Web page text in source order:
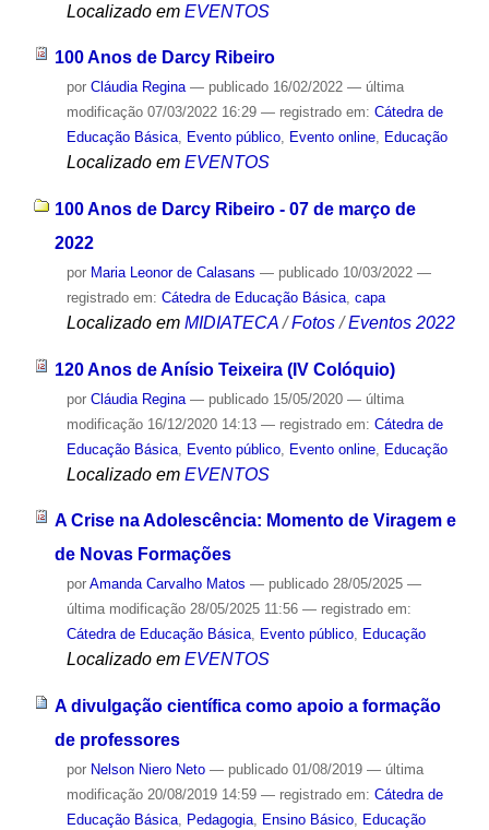
Localizado em EVENTOS
100 Anos de Darcy Ribeiro
por Cláudia Regina — publicado16/02/2022 — última
modificação07/03/2022 16:29 — registrado em: Cátedra de
Educação Básica, Evento público, Evento online, Educação
Localizado em EVENTOS
100 Anos de Darcy Ribeiro - 07 de março de
2022
por Maria Leonor de Calasans — publicado10/03/2022 —
registrado em: Cátedra de Educação Básica, capa
Localizado em MIDIATECA /Fotos /Eventos 2022
120 Anos de Anísio Teixeira (IV Colóquio)
por Cláudia Regina — publicado15/05/2020 — última
modificação16/12/2020 14:13 — registrado em: Cátedra de
Educação Básica, Evento público, Evento online, Educação
Localizado em EVENTOS
A Crise na Adolescência: Momento de Viragem e
de Novas Formações
por Amanda Carvalho Matos — publicado28/05/2025 —
última modificação28/05/2025 11:56 — registrado em:
Cátedra de Educação Básica, Evento público, Educação
Localizado em EVENTOS
A divulgação científica como apoio a formação
de professores
por Nelson Niero Neto — publicado01/08/2019 — última
modificação20/08/2019 14:59 — registrado em: Cátedra de
Educação Básica, Pedagogia, Ensino Básico, Educação